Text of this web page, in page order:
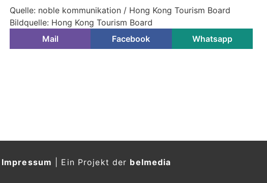
Quelle: noble kommunikation / Hong Kong Tourism Board
Bildquelle: Hong Kong Tourism Board
Mail
Facebook Whatsapp
Impressum Ein Projekt der belmedia